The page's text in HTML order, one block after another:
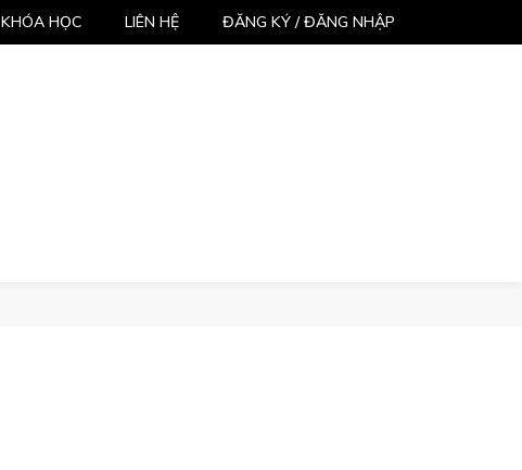
KHÓA HỌC LIÊN HỆ ĐĂNG KÝ / ĐĂNG NHẬP